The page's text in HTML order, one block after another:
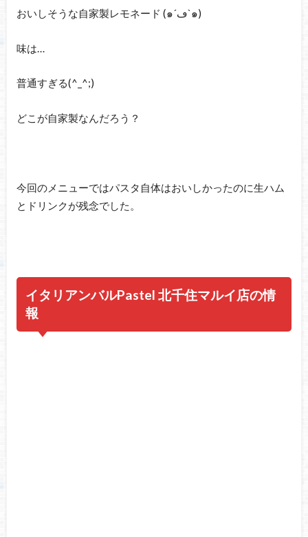
おいしそうな自家製レモネード (๑´ڡ`๑)
味は…
普通すぎる(^_^;)
どこが自家製なんだろう？
今回のメニューではパスタ自体はおいしかったのに生ハム
とドリンクが残念でした。
イタリアンバルPastel 北千住マルイ店の情
報